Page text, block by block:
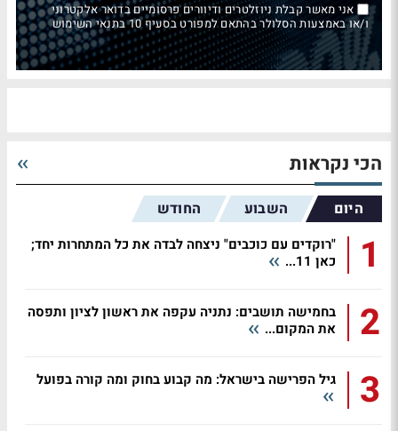
אני מאשר קבלת ניוזלטרים ודיוורים פרסומיים בדואר אלקטרוני
ו/או באמצעות הסלולר בהתאם למפורט בסעיף 10 בתנאי השימוש
הכי נקראות
היום השבוע החודש
1
"רוקדים עם כוכבים" ניצחה לבדה את כל המתחרות יחד;
כאן 11...
2
בחמישה תושבים: נתניה עקפה את ראשון לציון ותפסה
את המקום...
3 גיל הפרישה בישראל: מה קבוע בחוק ומה קורה בפועל